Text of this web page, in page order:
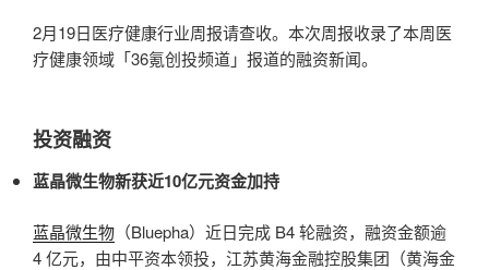
2月19日医疗健康行业周报请查收。本次周报收录了本周医
疗健康领域「36氪创投频道」报道的融资新闻。
投资融资
蓝晶微生物新获近10亿元资金加持
蓝晶微生物 （Bluepha）近日完成 B4 轮融资，融资金额逾
4 亿元，由中平资本领投，江苏黄海金融控股集团（黄海金